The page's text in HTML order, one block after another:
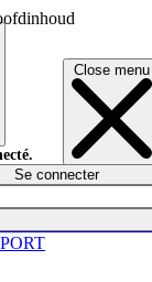
Close menu
Se connecter